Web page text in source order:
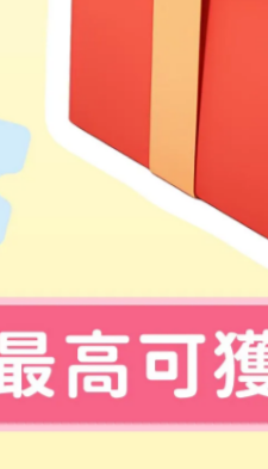
有朋友，他非常孤單，說明
互動，進而建立良好的人格
交友狀況。
解他的悲傷，大家都躲起來
地、為人著想的修養，同理
耳欲聾的吼聲、可怕的獠牙
是小女孩對獅子國王微笑、
沒有做什麼，大家卻不敢靠